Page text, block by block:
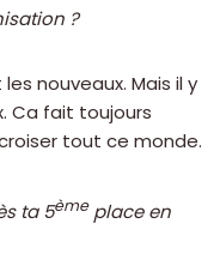
?
nouveaux. Mais il y
Ca fait toujours
tout ce monde.
ta 5èmeplace en